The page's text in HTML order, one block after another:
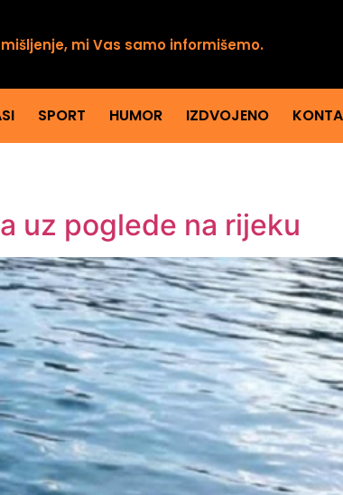
mi Vas samo informišemo.
SPORT HUMOR IZDVOJENO
uz poglede na rijeku